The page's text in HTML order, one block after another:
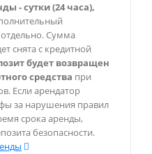
- сутки (24 часа),
Сумма
снята с кредитной
будет возвращен
средства при
Если арендатор
за нарушения правил
срока аренды,
безопасности.